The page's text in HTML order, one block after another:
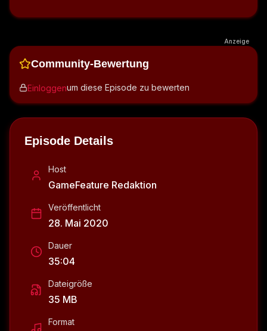
Anzeige
Community-Bewertung
Einloggenum diese Episode zu bewerten
Episode Details
Host
GameFeature Redaktion
Veröffentlicht
28. Mai 2020
Dauer
35:04
Dateigröße
35 MB
Format